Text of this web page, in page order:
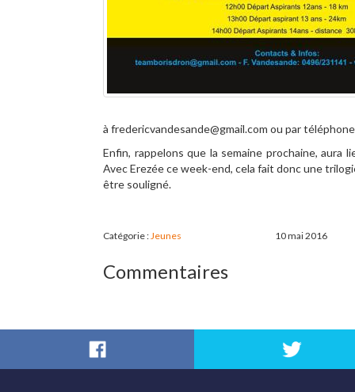
à fredericvandesande@gmail.com ou par
Enfin, rappelons que la semaine prochaine,
Avec Erezée ce week-end, cela fait donc une
être souligné.
Catégorie :Jeunes 10 mai 2016
Commentaires